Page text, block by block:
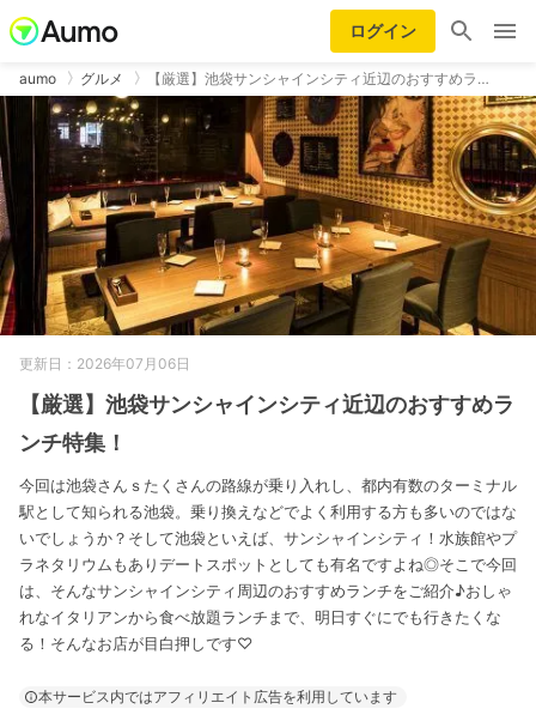
ログイン
aumo グルメ 【厳選】池袋サンシャインシティ近辺のおすすめラ…
更新日：2026年07月06日
【厳選】池袋サンシャインシティ近辺のおすすめラ
ンチ特集！
今回は池袋さんｓたくさんの路線が乗り入れし、都内有数のターミナル
駅として知られる池袋。乗り換えなどでよく利用する方も多いのではな
いでしょうか？そして池袋といえば、サンシャインシティ！水族館やプ
ラネタリウムもありデートスポットとしても有名ですよね◎そこで今回
は、そんなサンシャインシティ周辺のおすすめランチをご紹介♪おしゃ
れなイタリアンから食べ放題ランチまで、明日すぐにでも行きたくな
る！そんなお店が目白押しです♡
本サービス内ではアフィリエイト広告を利用しています